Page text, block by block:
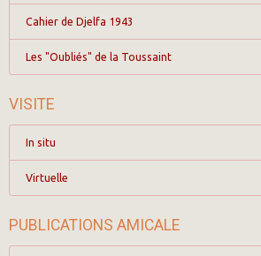
Cahier de Djelfa 1943
Les "Oubliés" de la Toussaint
VISITE
In situ
Virtuelle
PUBLICATIONS AMICALE